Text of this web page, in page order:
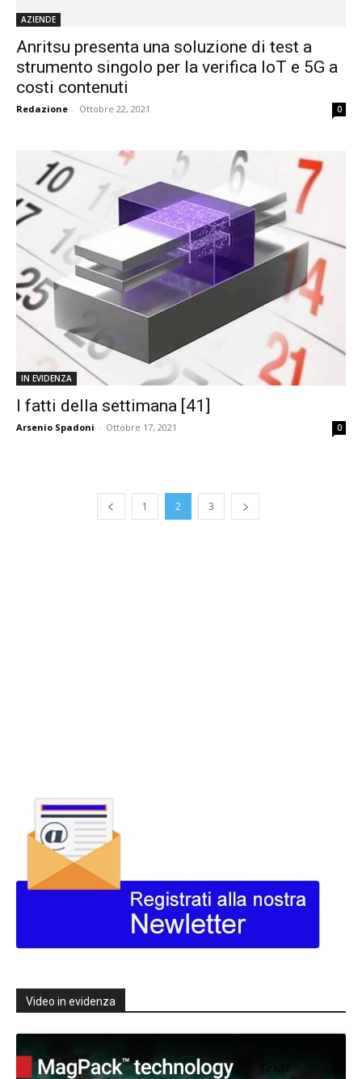
AZIENDE
Anritsu presenta una soluzione di test a
strumento singolo per la verifica IoT e 5G a
costi contenuti
Redazione - Ottobre 22, 2021 0
IN EVIDENZA
I fatti della settimana [41]
Arsenio Spadoni - Ottobre 17, 2021 0
1 2 3
Video in evidenza
Texas